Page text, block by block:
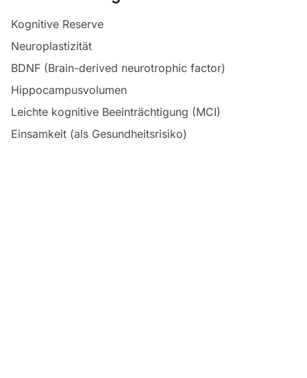
Kognitive Reserve
Neuroplastizität
BDNF (Brain-derived neurotrophic factor)
Hippocampusvolumen
Leichte kognitive Beeinträchtigung (MCI)
Einsamkeit (als Gesundheitsrisiko)